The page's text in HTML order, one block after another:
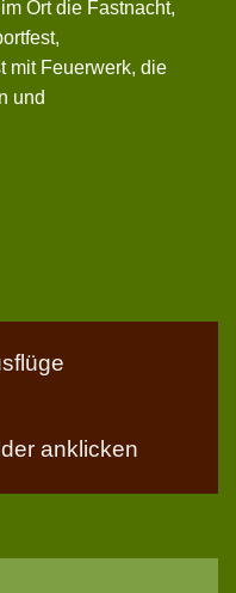
Ort die Fastnacht,
mit Feuerwerk, die
und
anklicken